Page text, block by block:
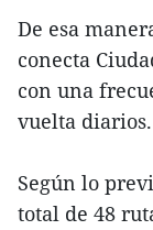
De esa
conecta
con una
vuelta diarios.
Según lo
total de 48